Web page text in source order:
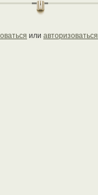
или авторизоваться